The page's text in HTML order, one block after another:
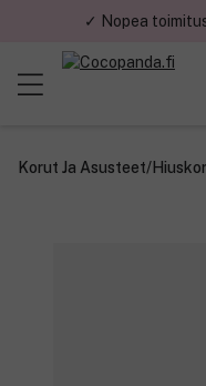
✓ Nopea
Korut Ja Asusteet/